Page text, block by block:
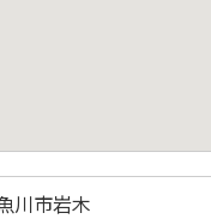
川市岩木